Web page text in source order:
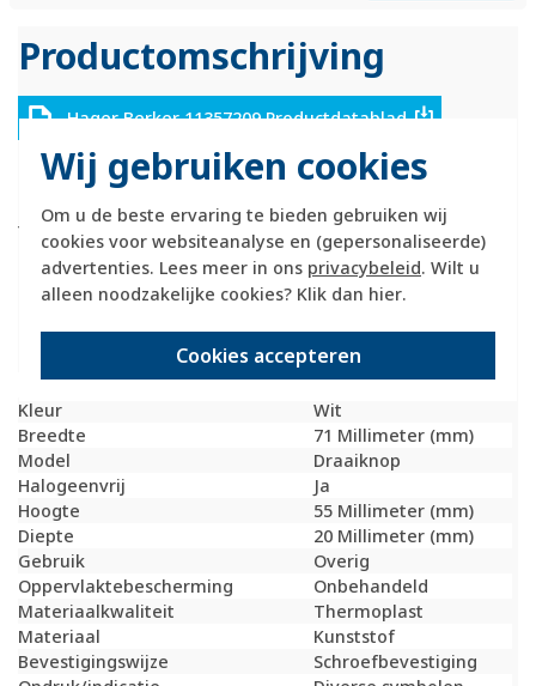
Wij gebruiken cookies
Om u de beste ervaring te bieden gebruiken wij
cookies voor websiteanalyse en (gepersonaliseerde)
advertenties. Lees meer in ons privacybeleid. Wilt u
alleen noodzakelijke cookies? Klik dan hier.
Cookies accepteren
Productomschrijving
Hager Berker 11357209 Productdatablad
Hager Berker centraalplaat met draaiknop en opdruk
(boogvormige schaalverdeling). Geschikt voor
toerentalregelaar of potentiometer met een asmaat van
4 mm. Exclusief binnenwerk en afdekraam. Serie: K1,
kleur: wit glans.
Technische specificaties
Specificatie
Waarde
Kleur
Wit
Breedte
71 Millimeter (mm)
Model
Draaiknop
Halogeenvrij
Ja
Hoogte
55 Millimeter (mm)
Diepte
20 Millimeter (mm)
Gebruik
Overig
Oppervlaktebescherming
Onbehandeld
Materiaalkwaliteit
Thermoplast
Materiaal
Kunststof
Bevestigingswijze
Schroefbevestiging